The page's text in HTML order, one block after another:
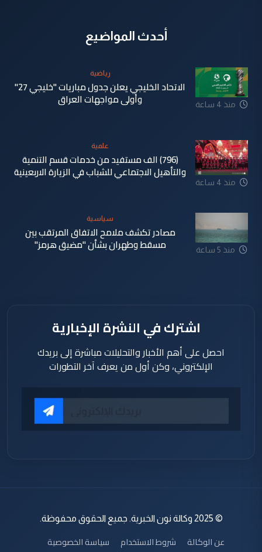
أحدث المواضيع
منذ 4 ساعة
رياضية
الاتحاد الخليجي يعلن جدول مباريات "خليجي 27"
وأولى مواجهات العراق
منذ 4 ساعة
علمية
(796) الف مستفيد من خدمات قسم التنمية
والتأهيل الاجتماعي للشباب في الزيارة الاربعينية
منذ 5 ساعة
سياسية
مصادر تكشف ملامح الاتفاق المرتقب بين
مسقط وطهران بشأن "مضيق هرمز"
اشترك في النشرة الإخبارية
احصل على أهم الأخبار والتحليلات مباشرة إلى بريدك
الإلكتروني، وكن أول من يعرف آخر التطورات
© 2025 وكالة نون الخبرية. جميع الحقوق محفوظة.
عن الوكالة شروط الاستخدام
سياسة الخصوصية